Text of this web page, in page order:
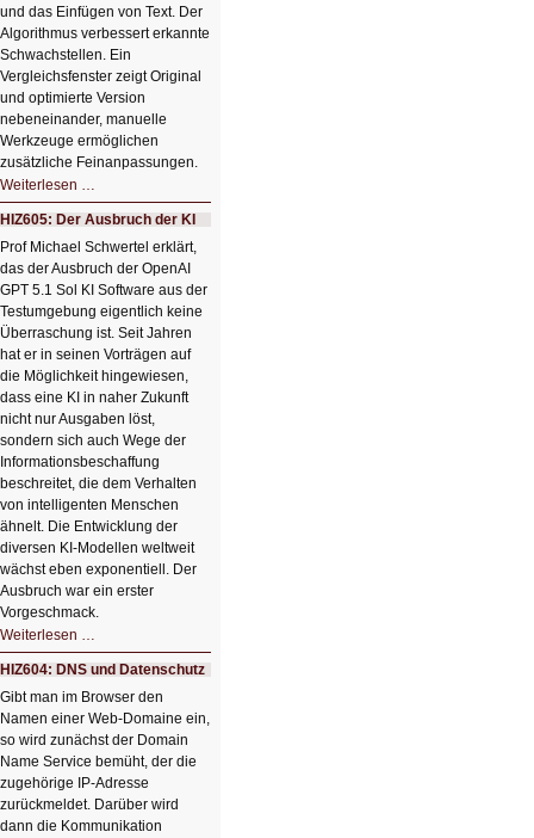
und das Einfügen von Text. Der
Algorithmus verbessert erkannte
Schwachstellen. Ein
Vergleichsfenster zeigt Original
und optimierte Version
nebeneinander, manuelle
Werkzeuge ermöglichen
zusätzliche Feinanpassungen.
Weiterlesen …
Bildverschönerung
mit
einem
Klick
HIZ606:
Bildverschönerung
mit
einem
Klick
HIZ605: Der Ausbruch der KI
Prof Michael Schwertel erklärt,
das der Ausbruch der OpenAI
GPT 5.1 Sol KI Software aus der
Testumgebung eigentlich keine
Überraschung ist. Seit Jahren
hat er in seinen Vorträgen auf
die Möglichkeit hingewiesen,
dass eine KI in naher Zukunft
nicht nur Ausgaben löst,
sondern sich auch Wege der
Informationsbeschaffung
beschreitet, die dem Verhalten
von intelligenten Menschen
ähnelt. Die Entwicklung der
diversen KI-Modellen weltweit
wächst eben exponentiell. Der
Ausbruch war ein erster
Vorgeschmack.
Weiterlesen …
Der
Ausbruch
der
KI
HIZ604: DNS und Datenschutz
Gibt man im Browser den
Namen einer Web-Domaine ein,
so wird zunächst der Domain
Name Service bemüht, der die
zugehörige IP-Adresse
zurückmeldet. Darüber wird
dann die Kommunikation